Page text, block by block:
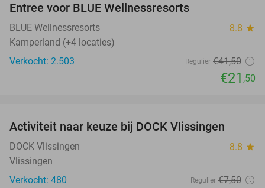
Entree voor BLUE Wellnessresorts
BLUE Wellnessresorts 8.8 star
Kamperland (+4 locaties)
Verkocht: 2.503
Regulier €41,50
€21 ,50
Activiteit naar keuze bij DOCK Vlissingen
DOCK Vlissingen 8.8 star
Vlissingen
Verkocht: 480
Regulier €7,50